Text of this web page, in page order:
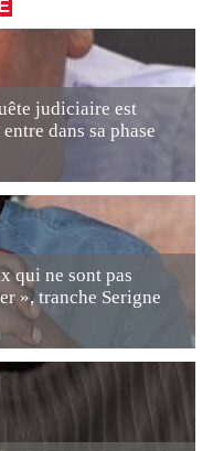
judiciaire est
dans sa phase
qui ne sont pas
», tranche Serigne